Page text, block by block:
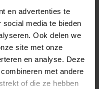
en advertenties te
media te bieden
Ook delen we
site met onze
en analyse. Deze
met andere
of die ze hebben
van 5